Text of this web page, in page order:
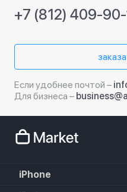
+7 (812) 409-
Если удобнее почтой –
Для бизнеса –
iPhone